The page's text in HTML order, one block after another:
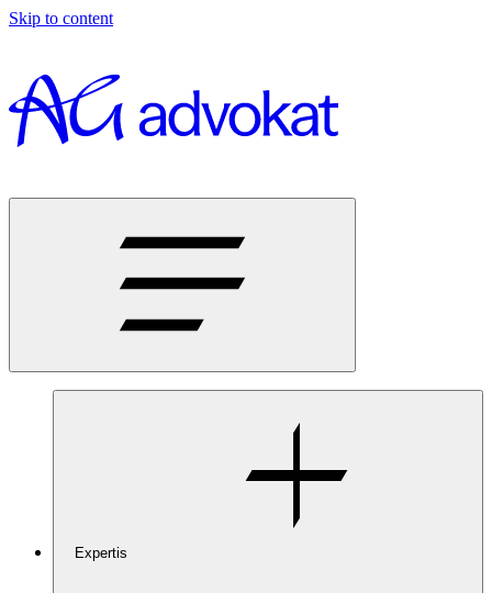
Skip to content
Expertis